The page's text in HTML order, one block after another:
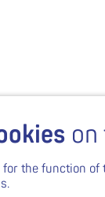
the function